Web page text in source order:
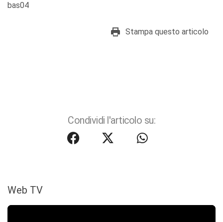
bas04
Stampa questo articolo
Condividi l'articolo su:
Web TV